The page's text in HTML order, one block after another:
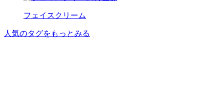
フェイスクリーム
人気のタグをもっとみる